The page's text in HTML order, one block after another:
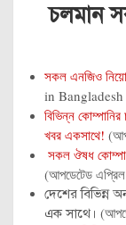
চলমান
সকল এনজিও
in Bangladesh
বিভিন্ন
খবর একসাথে!
সকল ঔষধ
(আপডেটেড
দেশের বিভিন্ন
এক সাথে।